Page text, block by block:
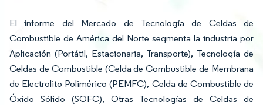
El informe del Mercado de Tecnología de Celdas de
Combustible de América del Norte segmenta la industria por
Aplicación (Portátil, Estacionaria, Transporte), Tecnología de
Celdas de Combustible (Celda de Combustible de Membrana
de Electrolito Polimérico (PEMFC), Celda de Combustible de
Óxido Sólido (SOFC), Otras Tecnologías de Celdas de